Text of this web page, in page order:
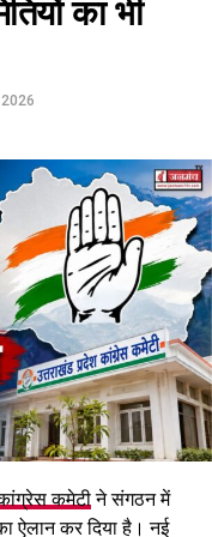
है कई का
सकता है। पार्टी और
पर कराए गए
स्तर पर गहरी नाराजगी
हैं। वो मानते हैं कि भाजपा
हैं। लेकिन कई ऐसे काम हैं
नहीं हुई। आंतरिक
नाराजगी की भी बात
पर भी इस तरीके के कई
का भी
कमेटीने संगठन में
ऐलान कर दिया है। नई